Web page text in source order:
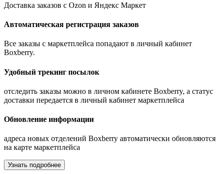
Доставка заказов с Ozon и Яндекс Маркет
Автоматическая регистрация заказов
Все заказы с маркетплейса попадают в личный кабинет
Boxberry.
Удобный трекинг посылок
отследить заказы можно в личном кабинете Boxberry, а статус
доставки передается в личный кабинет маркетплейса
Обновление информации
адреса новых отделений Boxberry автоматически обновляются
на карте маркетплейса
Узнать подробнее